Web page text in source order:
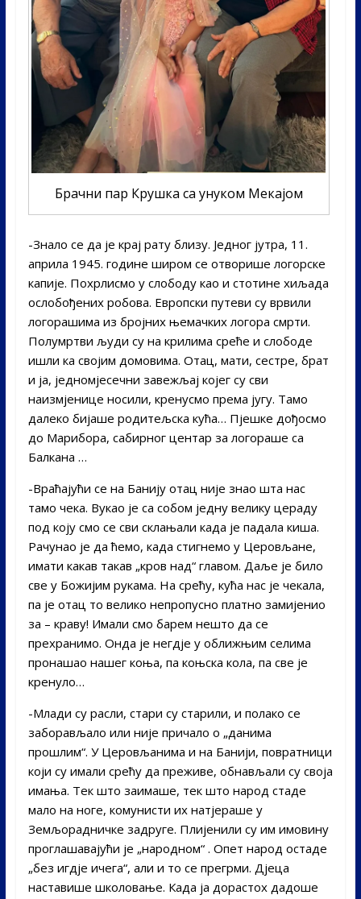
Брачни пар Крушка са унуком Мекајом
-Знало се да је крај рату близу. Једног јутра, 11.
априла 1945. године широм се отворише логорске
капије. Похрлисмо у слободу као и стотине хиљада
ослобођених робова. Европски путеви су врвили
логорашима из бројних њемачких логора смрти.
Полумртви људи су на крилима среће и слободе
ишли ка својим домовима. Отац, мати, сестре, брат
и ја, једномјесечни завежљај којег су сви
наизмјенице носили, кренусмо према југу. Тамо
далеко бијаше родитељска кућа… Пјешке дођосмо
до Марибора, сабирног центар за логораше са
Балкана …
-Враћајући се на Банију отац није знао шта нас
тамо чека. Вукао је са собом једну велику цераду
под коју смо се сви склањали када је падала киша.
Рачунао је да ћемо, када стигнемо у Церовљане,
имати какав такав „кров над“ главом. Даље је било
све у Божијим рукама. На срећу, кућа нас је чекала,
па је отац то велико непропусно платно замијенио
за – краву! Имали смо барем нешто да се
прехранимо. Онда је негдје у оближњим селима
пронашао нашег коња, па коњска кола, па све је
кренуло…
-Млади су расли, стари су старили, и полако се
заборављало или није причало о „данима
прошлим“. У Церовљанима и на Банији, повратници
који су имали срећу да преживе, обнављали су своја
имања. Тек што заимаше, тек што народ стаде
мало на ноге, комунисти их натјераше у
Земљорадничке задруге. Плијенили су им имовину
проглашавајући је „народном“ . Опет народ остаде
„без игдје ичега“, али и то се прегрми. Дјеца
наставише школовање. Када ја дорастох дадоше